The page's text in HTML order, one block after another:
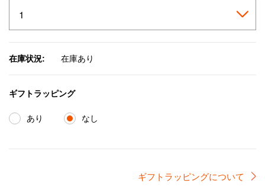
在庫状況: 在庫あり
ギフトラッピング
あり なし
ギフトラッピングについて